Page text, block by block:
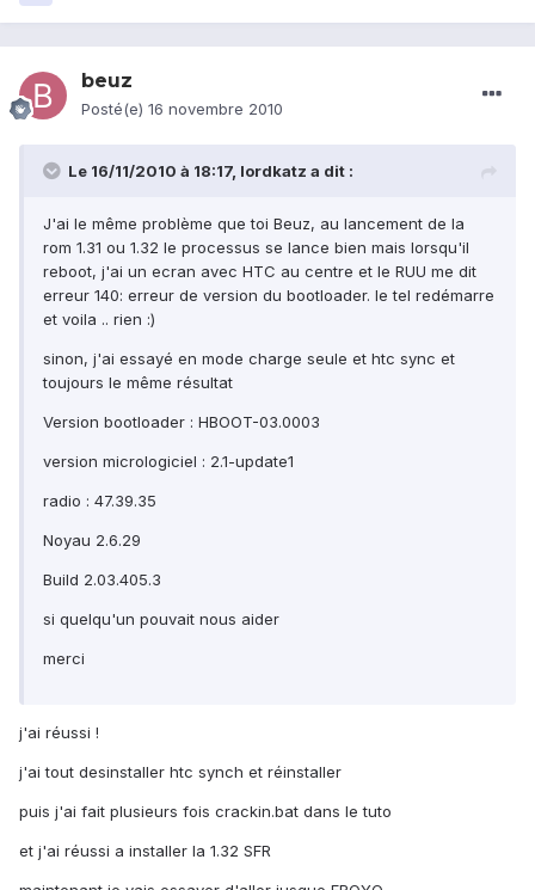
beuz
Posté(e) 16 novembre 2010
Le 16/11/2010 à 18:17, lordkatz a dit :
J'ai le même problème que toi Beuz, au lancement de la
rom 1.31 ou 1.32 le processus se lance bien mais lorsqu'il
reboot, j'ai un ecran avec HTC au centre et le RUU me dit
erreur 140: erreur de version du bootloader. le tel redémarre
et voila .. rien :)
sinon, j'ai essayé en mode charge seule et htc sync et
toujours le même résultat
Version bootloader : HBOOT-03.0003
version micrologiciel : 2.1-update1
radio : 47.39.35
Noyau 2.6.29
Build 2.03.405.3
si quelqu'un pouvait nous aider
merci
j'ai réussi !
j'ai tout desinstaller htc synch et réinstaller
puis j'ai fait plusieurs fois crackin.bat dans le tuto
et j'ai réussi a installer la 1.32 SFR